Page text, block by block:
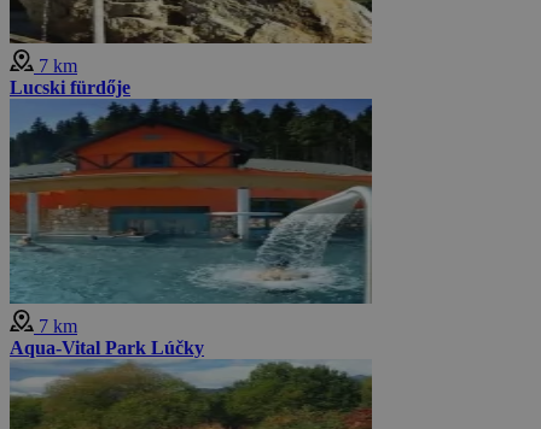
7 km
Lucski fürdője
7 km
Aqua-Vital Park Lúčky